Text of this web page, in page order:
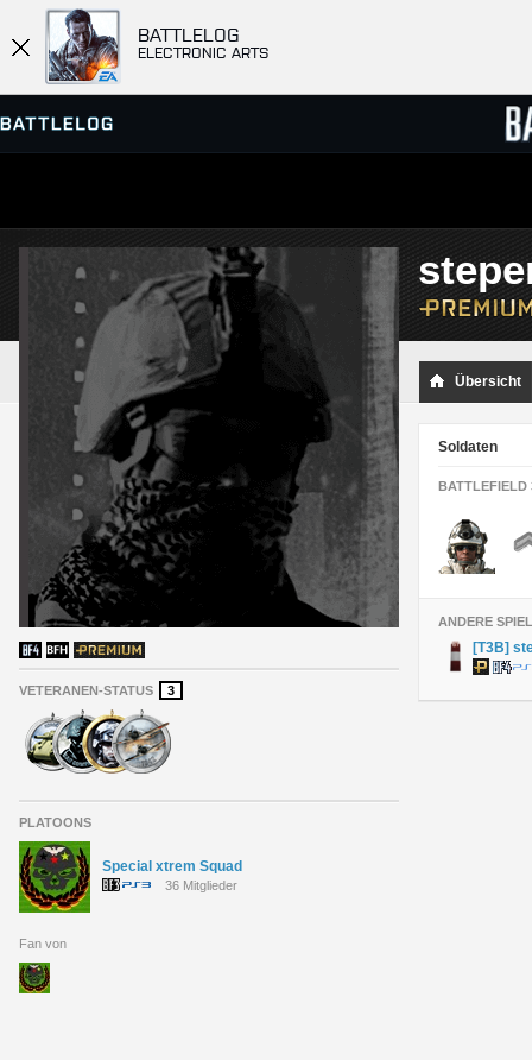
BATTLELOG
ELECTRONIC ARTS
SERVER-BROWSER
MATCHES
VETERANEN-STATUS 3
PLATOONS
Special xtrem Squad
36 Mitglieder
Fan von
Übersicht
Soldaten
BATTLEFIELD
ANDERE
[T3B]